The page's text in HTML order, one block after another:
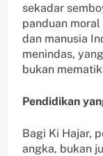
sekadar
panduan
dan manusia
menindas,
bukan
Pendidikan
Bagi Ki Hajar,
angka, bukan